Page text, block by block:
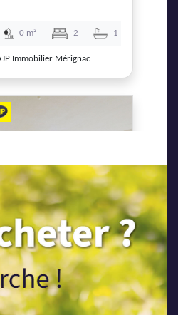
0 m² 2 1
Immobilier Mérignac
226 000 €
0 m² 2